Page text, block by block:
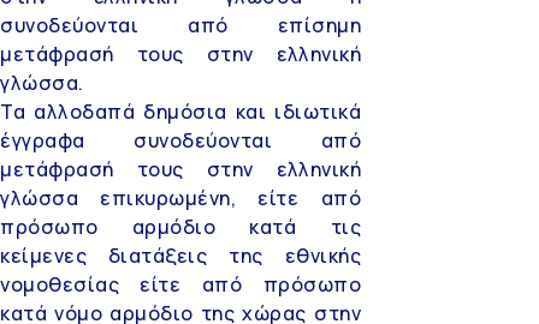
συνοδεύονται από επίσημη
μετάφρασή τους στην ελληνική
γλώσσα.
Τα αλλοδαπά δημόσια και ιδιωτικά
έγγραφα συνοδεύονται από
μετάφρασή τους στην ελληνική
γλώσσα επικυρωμένη, είτε από
πρόσωπο αρμόδιο κατά τις
κείμενες διατάξεις της εθνικής
νομοθεσίας είτε από πρόσωπο
κατά νόμο αρμόδιο της χώρας στην